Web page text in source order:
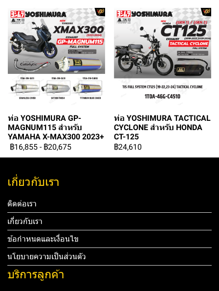
ท่อ YOSHIMURA GP-
MAGNUM115 สำหรับ
YAMAHA X-MAX300 2023+
฿16,855 - ฿20,675
ท่อ YOSHIMURA TACTICAL
CYCLONE สำหรับ HONDA
CT-125
฿24,610
เกี่ยวกับเรา
ติดต่อเรา
เกี่ยวกับเรา
ข้อกำหนดและเงื่อนไข
นโยบายความเป็นส่วนตัว
บริการลูกค้า